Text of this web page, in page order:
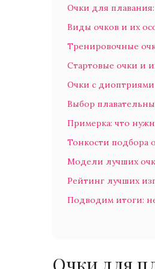
Очки для
Виды очков и их
Тренировочные
Стартовые очки и
Очки с диоптриями
Выбор
Примерка: что
Тонкости подбора
Модели лучших
Рейтинг лучших
Подводим итоги:
Очки для